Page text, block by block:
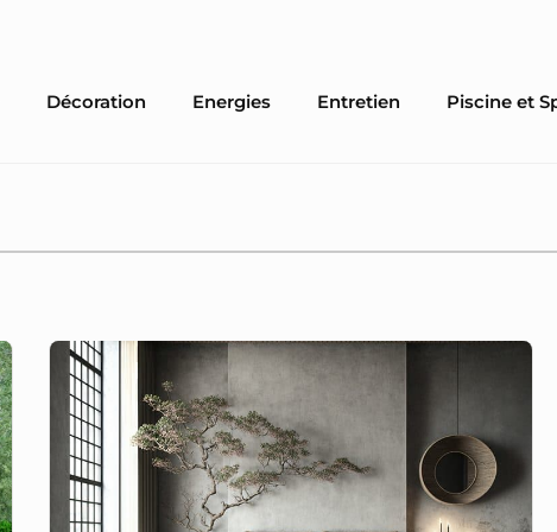
Décoration Energies Entretien Piscine et
Idées
de
papier
peint
adaptées